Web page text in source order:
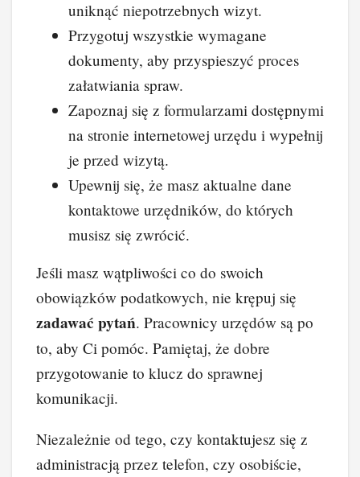
uniknąć niepotrzebnych wizyt.
Przygotuj wszystkie wymagane
dokumenty, aby przyspieszyć proces
załatwiania spraw.
Zapoznaj się z formularzami dostępnymi
na stronie internetowej urzędu i wypełnij
je przed wizytą.
Upewnij się, że masz aktualne dane
kontaktowe urzędników, do których
musisz się zwrócić.
Jeśli masz wątpliwości co do swoich
obowiązków podatkowych, nie krępuj się
zadawać pytań. Pracownicy urzędów są po
to, aby Ci pomóc. Pamiętaj, że dobre
przygotowanie to klucz do sprawnej
komunikacji.
Niezależnie od tego, czy kontaktujesz się z
administracją przez telefon, czy osobiście,